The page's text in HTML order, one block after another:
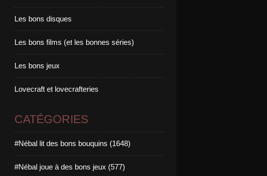
Les bons disques
Les bons films (et les bonnes séries)
Les bons jeux
Lovecraft et lovecrafteries
CATÉGORIES
#Nébal lit des bons bouquins (1648)
#Nébal joue à des bons jeux (577)